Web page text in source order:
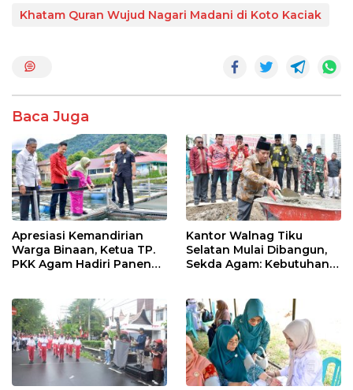
e
o
k
itt at
p
e ar
Khatam Quran Wujud Nagari Madani di Koto Kaciak
Baca Juga
Apresiasi Kemandirian
Warga Binaan, Ketua TP.
PKK Agam Hadiri Panen
Kantor Walnag Tiku
Selatan Mulai Dibangun,
Sekda Agam: Kebutuhan